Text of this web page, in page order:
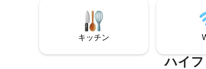
キッチン
ハイ